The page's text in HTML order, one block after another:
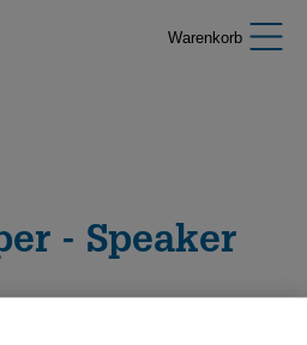
Warenkorb
- Speaker